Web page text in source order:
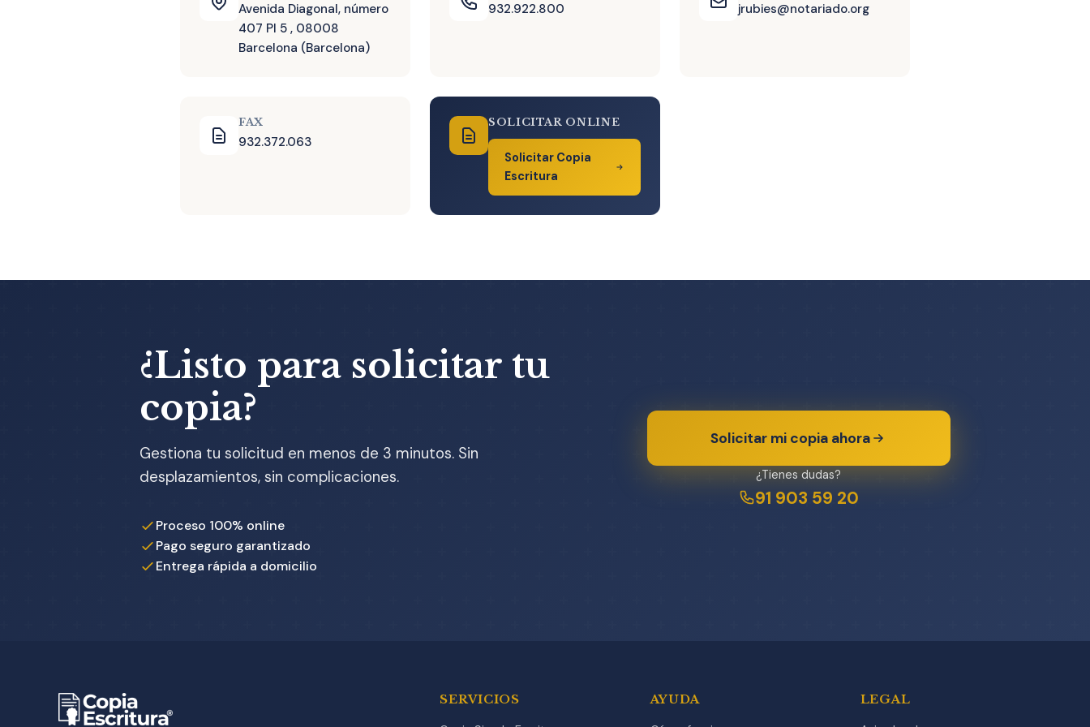
Avenida Diagonal, número
407 Pl 5 , 08008
Barcelona (Barcelona)
932.922.800 jrubies@notariado.org
FAX
932.372.063
SOLICITAR ONLINE
Solicitar Copia
Escritura
¿Listo para solicitar tu
copia?
Gestiona tu solicitud en menos de 3 minutos. Sin
desplazamientos, sin complicaciones.
Proceso 100% online
Pago seguro garantizado
Entrega rápida a domicilio
Solicitar mi copia ahora
¿Tienes dudas?
91 903 59 20
SERVICIOS AYUDA LEGAL